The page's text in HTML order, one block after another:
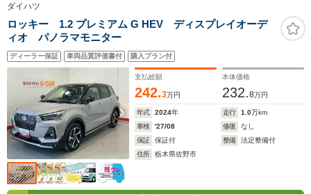
ダイハツ
ロッキー 1.2 プレミアム G HEV ディスプレイオーデ
ィオ パノラマモニター
ディーラー保証 車両品質評価書付 購入プラン付
支払総額
242.3万円
本体価格
232.8万円
年式 2024年 走行 1.0万km
車検
'27/08 修復
なし
保証
保証付 整備
法定整備付
住所
栃木県佐野市